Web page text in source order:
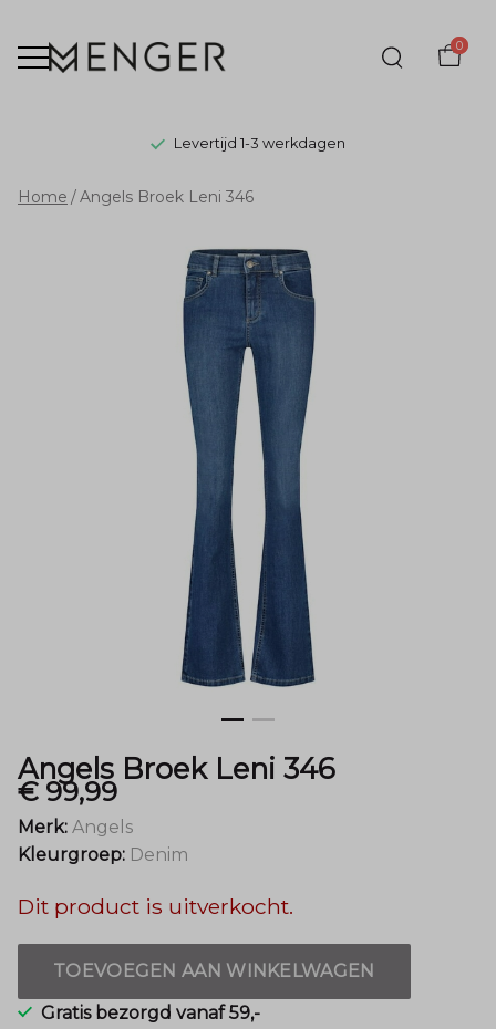
0
Levertijd 1-3 werkdagen
Angels
Menger
Home Angels Broek Leni 346
Angels Broek Leni 346
€ 99,99
Merk: Angels
Kleurgroep: Denim
Dit product is uitverkocht.
TOEVOEGEN AAN WINKELWAGEN
Gratis bezorgd vanaf 59,-